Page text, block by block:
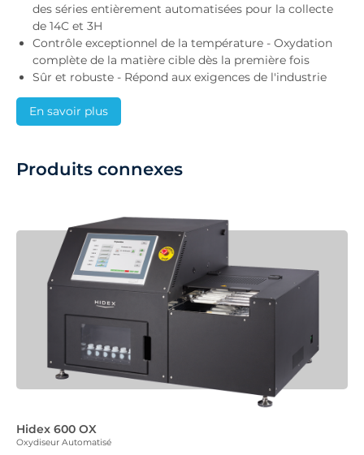
des séries entièrement automatisées pour la collecte
de 14C et 3H
Contrôle exceptionnel de la température - Oxydation
complète de la matière cible dès la première fois
Sûr et robuste - Répond aux exigences de l'industrie
En savoir plus
Produits connexes
Hidex 600 OX
Oxydiseur Automatisé